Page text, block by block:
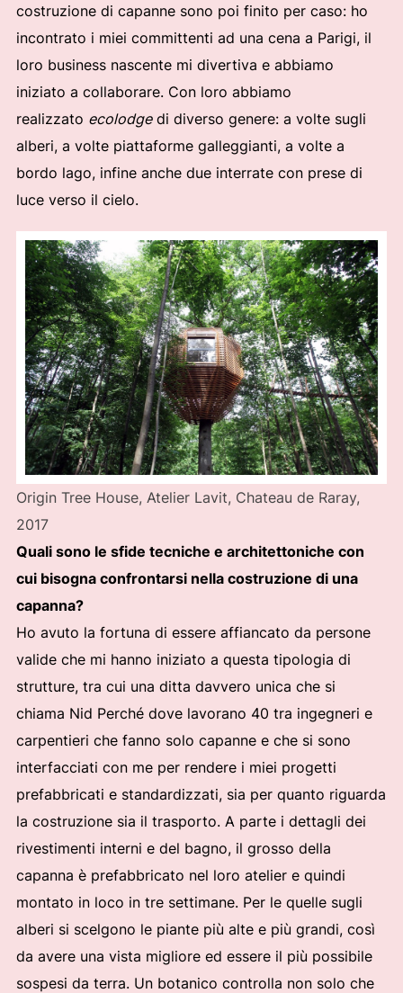
costruzione di capanne sono poi finito per caso: ho
incontrato i miei committenti ad una cena a Parigi, il
loro business nascente mi divertiva e abbiamo
iniziato a collaborare. Con loro abbiamo
realizzato ecolodgedi diverso genere: a volte sugli
alberi, a volte piattaforme galleggianti, a volte a
bordo lago, infine anche due interrate con prese di
luce verso il cielo.
Origin Tree House, Atelier Lavit, Chateau de Raray,
2017
Quali sono le sfide tecniche e architettoniche con
cui bisogna confrontarsi nella costruzione di una
capanna?
Ho avuto la fortuna di essere affiancato da persone
valide che mi hanno iniziato a questa tipologia di
strutture, tra cui una ditta davvero unica che si
chiama Nid Perché dove lavorano 40 tra ingegneri e
carpentieri che fanno solo capanne e che si sono
interfacciati con me per rendere i miei progetti
prefabbricati e standardizzati, sia per quanto riguarda
la costruzione sia il trasporto. A parte i dettagli dei
rivestimenti interni e del bagno, il grosso della
capanna è prefabbricato nel loro atelier e quindi
montato in loco in tre settimane. Per le quelle sugli
alberi si scelgono le piante più alte e più grandi, così
da avere una vista migliore ed essere il più possibile
sospesi da terra. Un botanico controlla non solo che